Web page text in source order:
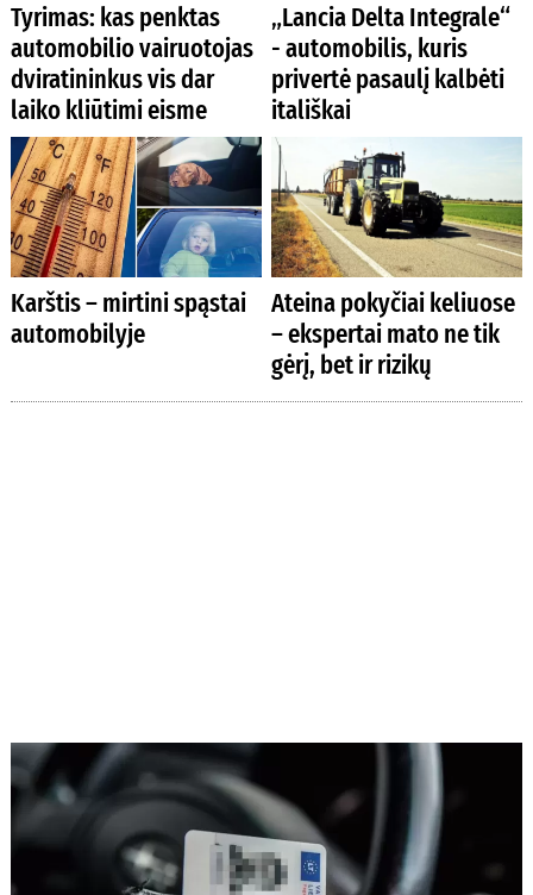
Tyrimas: kas penktas
automobilio vairuotojas
dviratininkus vis dar
laiko kliūtimi eisme
„Lancia Delta Integrale“
- automobilis, kuris
privertė pasaulį kalbėti
itališkai
Karštis – mirtini spąstai
automobilyje
Ateina pokyčiai keliuose
– ekspertai mato ne tik
gėrį, bet ir rizikų